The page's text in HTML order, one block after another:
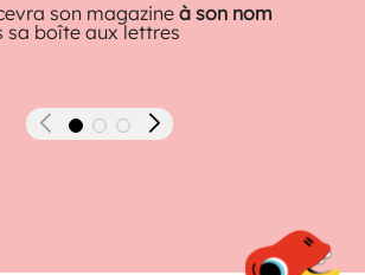
son magazineà son nom
sa boîte aux lettres
Précédent Suivant